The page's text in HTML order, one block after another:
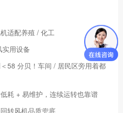
适配养殖 / 化工
用设备
58 分贝！车间 / 居民区旁用着都
耗 + 易维护，连续运转也靠谱
转风机品质兜底